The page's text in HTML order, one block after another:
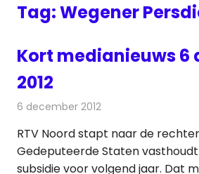
Tag:Wegener
Kort medianieuws 6
2012
6 december 2012
RTV Noord stapt naar de
Gedeputeerde Staten
subsidie voor volgend jaar. Dat